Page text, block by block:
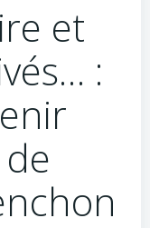
et
: